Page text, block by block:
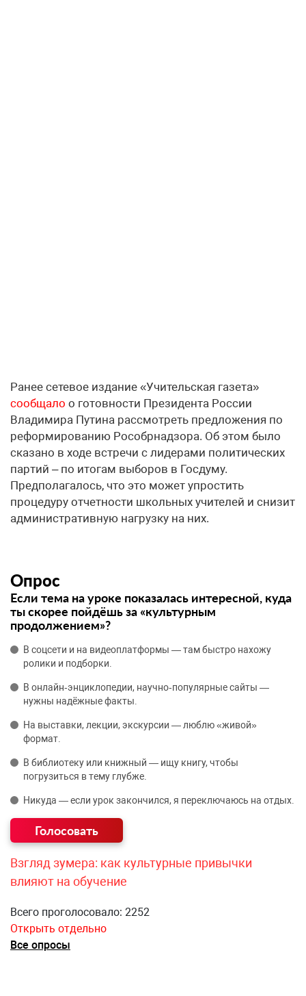
Ранее сетевое издание «Учительская газета»
сообщало о готовности Президента России
Владимира Путина рассмотреть предложения по
реформированию Рособрнадзора. Об этом было
сказано в ходе встречи с лидерами политических
партий – по итогам выборов в Госдуму.
Предполагалось, что это может упростить
процедуру отчетности школьных учителей и снизит
административную нагрузку на них.
Опрос
Если тема на уроке показалась интересной, куда
ты скорее пойдёшь за «культурным
продолжением»?
В соцсети и на видеоплатформы — там быстро нахожу
ролики и подборки.
В онлайн‑энциклопедии, научно‑популярные сайты —
нужны надёжные факты.
На выставки, лекции, экскурсии — люблю «живой»
формат.
В библиотеку или книжный — ищу книгу, чтобы
погрузиться в тему глубже.
Никуда — если урок закончился, я переключаюсь на отдых.
Взгляд зумера: как культурные привычки
влияют на обучение
Всего проголосовало: 2252
Открыть отдельно
Все опросы